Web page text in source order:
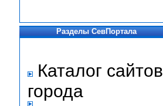
Разделы СевПортала
Каталог сайтов
города